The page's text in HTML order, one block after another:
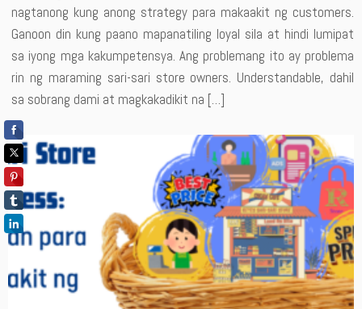
nagtanong kung anong strategy para makaakit ng customers.
Ganoon din kung paano mapanatiling loyal sila at hindi lumipat
sa iyong mga kakumpetensya. Ang problemang ito ay problema
rin ng maraming sari-sari store owners. Understandable, dahil
sa sobrang dami at magkakadikit na […]